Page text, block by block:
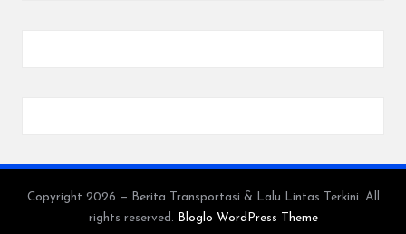
Copyright 2026 — Berita Transportasi & Lalu Lintas Terkini. All
rights reserved.
Bloglo WordPress Theme